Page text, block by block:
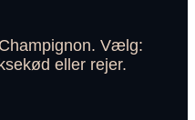
Vælg:
eller rejer.